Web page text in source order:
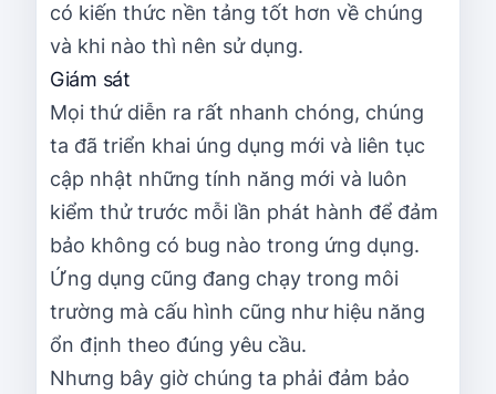
có kiến thức nền tảng tốt hơn về chúng
và khi nào thì nên sử dụng.
Giám sát
Mọi thứ diễn ra rất nhanh chóng, chúng
ta đã triển khai úng dụng mới và liên tục
cập nhật những tính năng mới và luôn
kiểm thử trước mỗi lần phát hành để đảm
bảo không có bug nào trong ứng dụng.
Ứng dụng cũng đang chạy trong môi
trường mà cấu hình cũng như hiệu năng
ổn định theo đúng yêu cầu.
Nhưng bây giờ chúng ta phải đảm bảo